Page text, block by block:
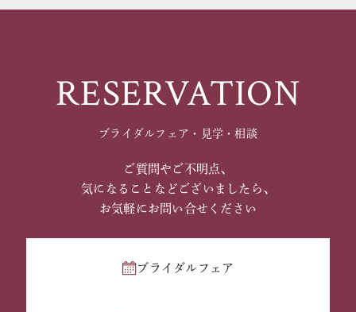
RESERVATION
ブライダルフェア・見学・相談
ご質問やご不明点、
気になることなどございましたら、
お気軽にお問い合せください
ブライダルフェア